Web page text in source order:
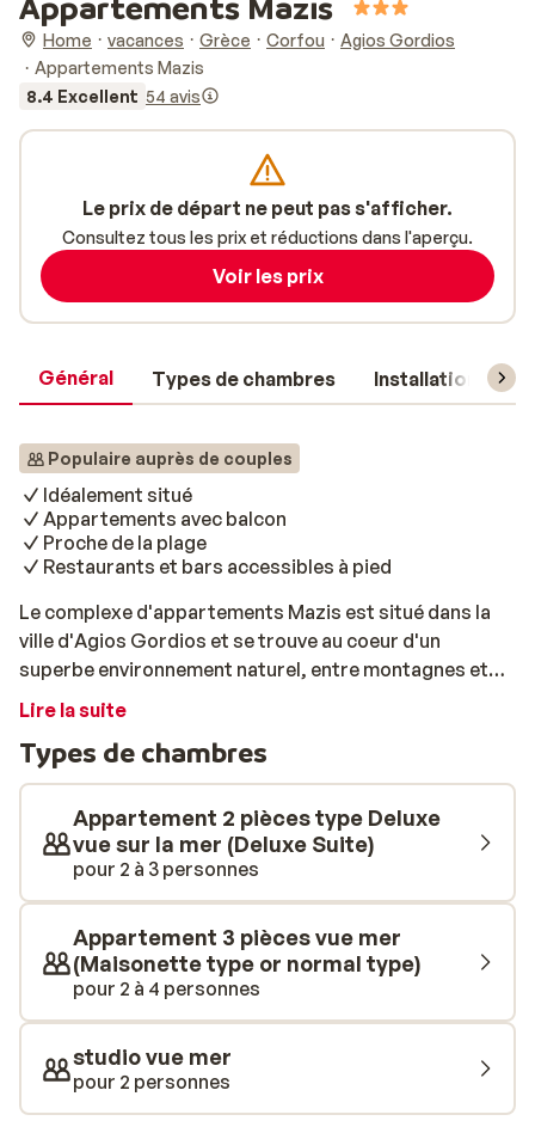
Home vacances Grèce Corfou
Agios Gordios
Appartements Mazis
8.4 Excellent 54 avis
Général Types de chambres Installations
Populaire auprès de couples
Idéalement situé
Appartements avec balcon
Proche de la plage
Restaurants et bars accessibles à pied
Le complexe d'appartements Mazis est situé dans la
ville d'Agios Gordios et se trouve au coeur d'un
superbe environnement naturel, entre montagnes et
plages de sable. De la terrasse du complexe, vous
se trouve à environ 400 mètres des appartements, et
vous trouverez divers restaurants et bars accessibles
à pied. Les appartements sont confortablement
meublées et disposent d'un balcon avec vue sur la mer.
Ils sont également dotés d'une connexion Wi-Fi
gratuite et de la climatisation. A la piscine, vous
pourrez profiter du soleil et de la belle vue. Pratique
également: à l'entrée des appartements se trouve un
petit supermarché pour vos courses quotidiennes.
Lire la suite
Types de chambres
Appartement 2 pièces type Deluxe
vue sur la mer (Deluxe Suite)
pour 2 à 3 personnes
Appartement 3 pièces vue mer
(Maisonette type or normal type)
pour 2 à 4 personnes
studio vue mer
pour 2 personnes
Le prix de départ ne peut pas s'afficher.
Consultez tous les prix et réductions dans l'aperçu.
Voir les prix